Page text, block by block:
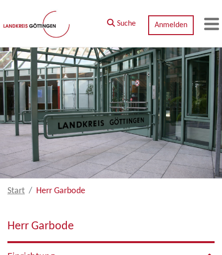
Zum Hauptinhalt springen
Suche Anmelden
Start Herr Garbode
Herr Garbode